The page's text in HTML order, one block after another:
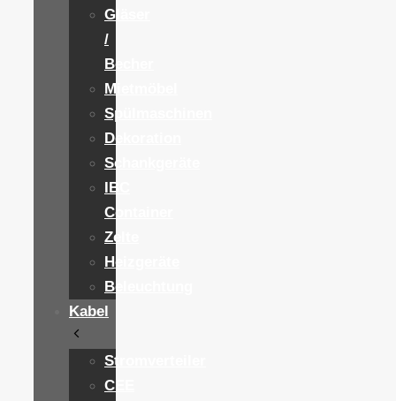
Gläser
/
Becher
Mietmöbel
Spülmaschinen
Dekoration
Schankgeräte
IBC
Container
Zelte
Heizgeräte
Beleuchtung
Kabel
Stromverteiler
CEE